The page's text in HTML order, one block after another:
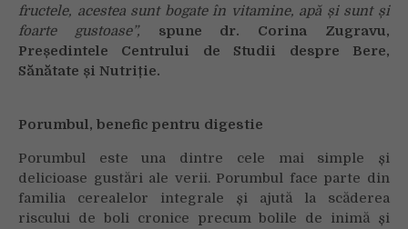
fructele, acestea sunt bogate în vitamine, apă și sunt și
foarte gustoase”, spune dr. Corina Zugravu,
Președintele Centrului de Studii despre Bere,
Sănătate și Nutriție.
Porumbul, benefic pentru digestie
Porumbul este una dintre cele mai simple și
delicioase gustări ale verii. Porumbul face parte din
familia cerealelor integrale și ajută la scăderea
riscului de boli cronice precum bolile de inimă și